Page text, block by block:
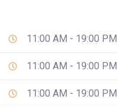
11:00 AM - 19:00 PM
11:00 AM - 19:00 PM
11:00 AM - 19:00 PM